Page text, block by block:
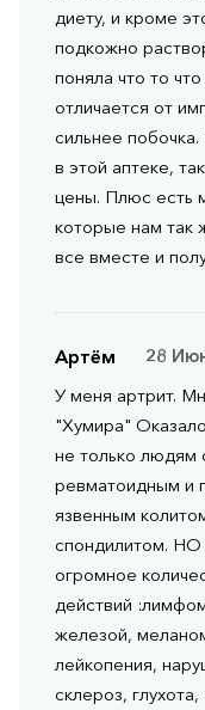
диету, и кроме
подкожно
поняла что то
отличается от
сильнее побочка.
в этой аптеке,
цены. Плюс есть
которые нам так
все вместе и
Артём
28
У меня артрит.
"Хумира"
не только людям
ревматоидным и
язвенным
спондилитом. НО
огромное
действий
железой,
лейкопения,
склероз,